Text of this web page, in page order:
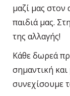
μαζί μας στον
παιδιά μας.
της αλλαγής!
Κάθε δωρεά
σημαντική
συνεχίσουμε